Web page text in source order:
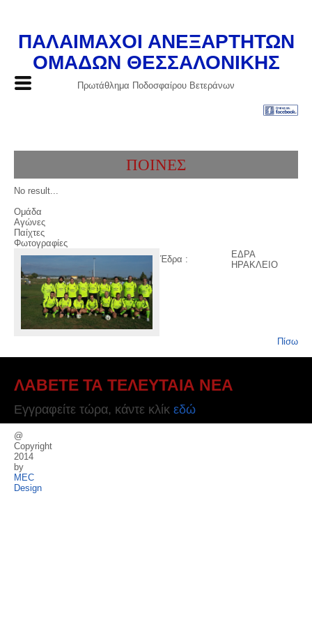
ΠΑΛΑΙΜΑΧΟΙ ΑΝΕΞΑΡΤΗΤΩΝ
ΟΜΑΔΩΝ ΘΕΣΣΑΛΟΝΙΚΗΣ
Πρωτάθλημα Ποδοσφαίρου Βετεράνων
ΠΟΙΝΕΣ
No result...
Ομάδα
Αγώνες
Παίχτες
Φωτογραφίες
Έδρα :
ΕΔΡΑ
ΗΡΑΚΛΕΙΟ
Πίσω
ΛΑΒΕΤΕ ΤΑ ΤΕΛΕΥΤΑΙΑ ΝΕΑ
Εγγραφείτε τώρα, κάντε κλίκ εδώ
@
Copyright
2014
by
MEC
Design